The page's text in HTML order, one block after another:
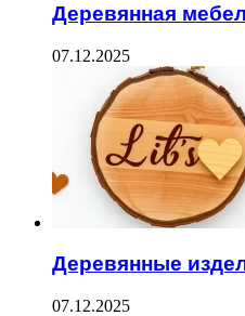
Деревянная
07.12.2025
Деревянные
07.12.2025